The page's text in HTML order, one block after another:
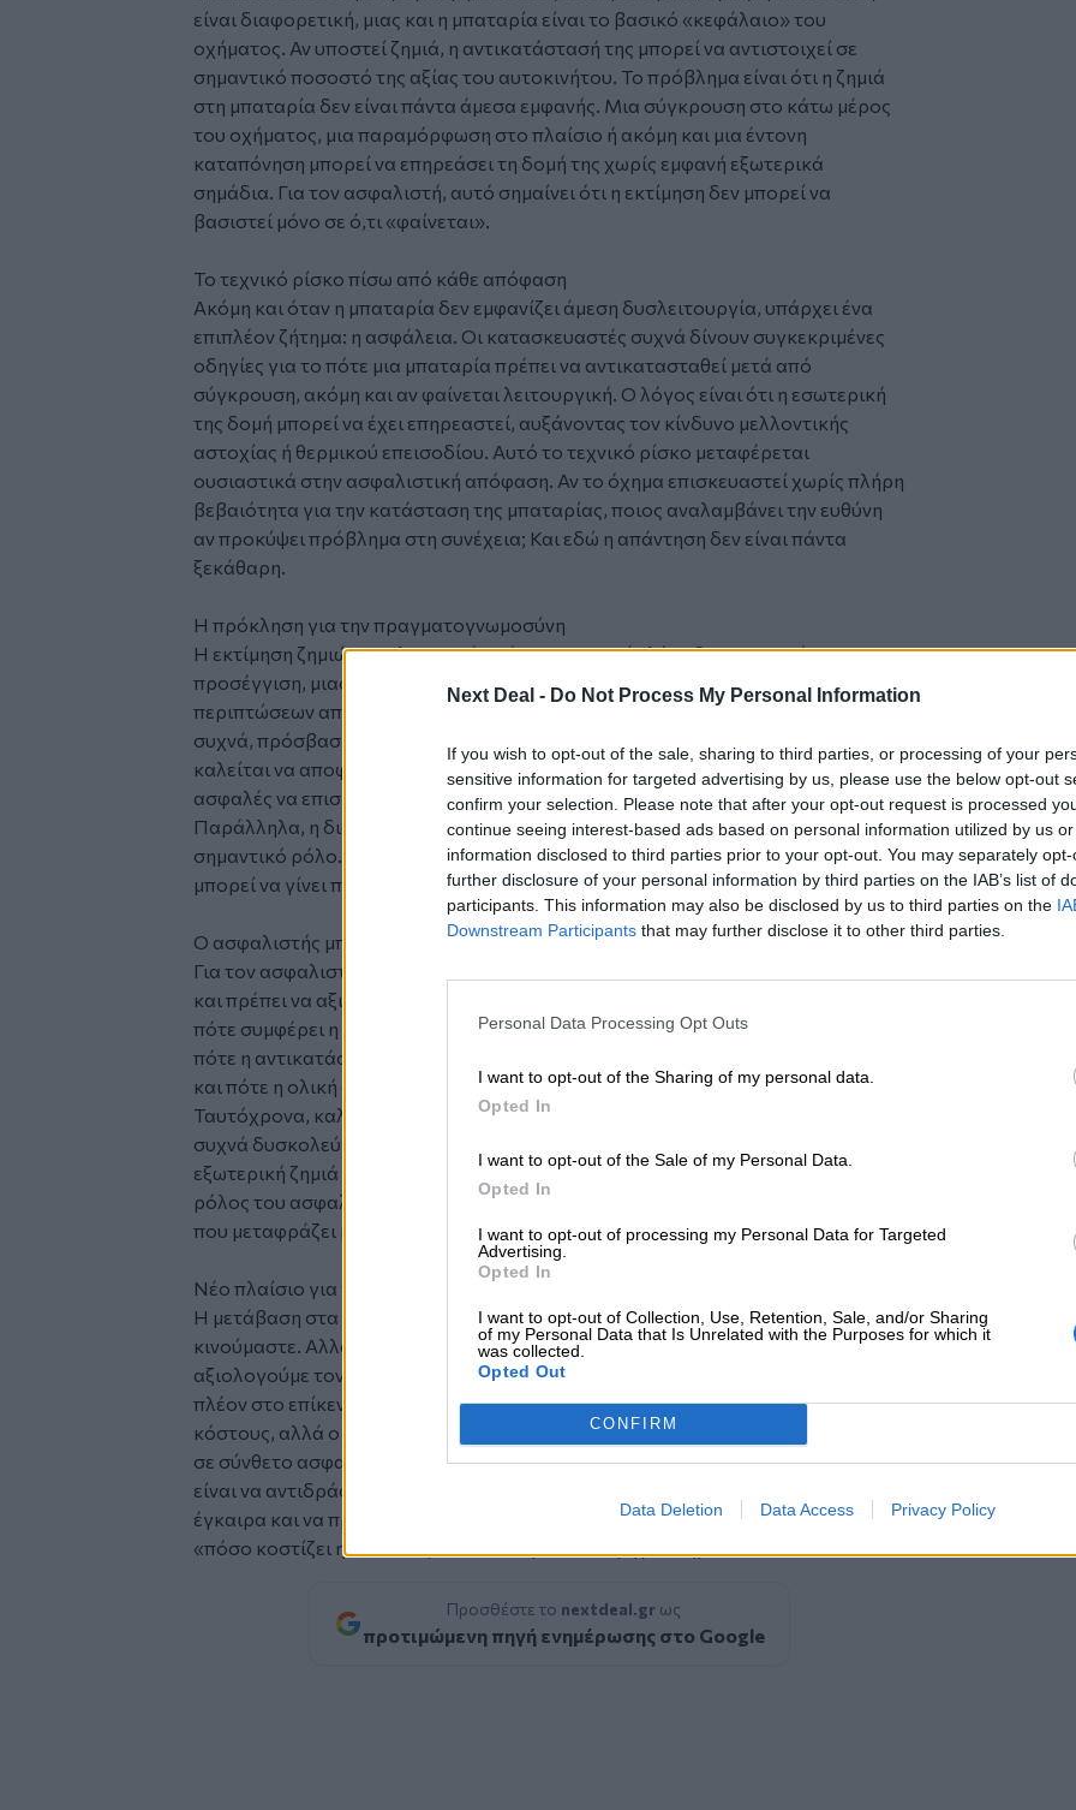
Next Deal - Do Not Process My Personal Information
If you wish to opt-out of the sale, sharing to third parties, or processing of your
sensitive information for targeted advertising by us, please use the below opt-out
confirm your selection. Please note that after your opt-out request is processed
continue seeing interest-based ads based on personal information utilized by us
information disclosed to third parties prior to your opt-out. You may separately
further disclosure of your personal information by third parties on the IAB’s list of
participants. This information may also be disclosed by us to third parties on the
Downstream Participants that may further disclose it to other third parties.
Personal Data Processing Opt Outs
I want to opt-out of the Sharing of my personal data.
Opted In
I want to opt-out of the Sale of my Personal Data.
Opted In
I want to opt-out of processing my Personal Data for Targeted
Advertising.
Opted In
I want to opt-out of Collection, Use, Retention, Sale, and/or Sharing
of my Personal Data that Is Unrelated with the Purposes for which it
was collected.
Opted Out
CONFIRM
Data Deletion Data Access Privacy Policy
είναι διαφορετική, μιας και η μπαταρία είναι το βασικό «κεφάλαιο» του
οχήματος. Αν υποστεί ζημιά, η αντικατάστασή της μπορεί να αντιστοιχεί σε
σημαντικό ποσοστό της αξίας του αυτοκινήτου. Το πρόβλημα είναι ότι η ζημιά
στη μπαταρία δεν είναι πάντα άμεσα εμφανής. Μια σύγκρουση στο κάτω μέρος
του οχήματος, μια παραμόρφωση στο πλαίσιο ή ακόμη και μια έντονη
καταπόνηση μπορεί να επηρεάσει τη δομή της χωρίς εμφανή εξωτερικά
σημάδια. Για τον ασφαλιστή, αυτό σημαίνει ότι η εκτίμηση δεν μπορεί να
βασιστεί μόνο σε ό,τι «φαίνεται».
Το τεχνικό ρίσκο πίσω από κάθε απόφαση
Ακόμη και όταν η μπαταρία δεν εμφανίζει άμεση δυσλειτουργία, υπάρχει ένα
επιπλέον ζήτημα: η ασφάλεια. Οι κατασκευαστές συχνά δίνουν συγκεκριμένες
οδηγίες για το πότε μια μπαταρία πρέπει να αντικατασταθεί μετά από
σύγκρουση, ακόμη και αν φαίνεται λειτουργική. Ο λόγος είναι ότι η εσωτερική
της δομή μπορεί να έχει επηρεαστεί, αυξάνοντας τον κίνδυνο μελλοντικής
αστοχίας ή θερμικού επεισοδίου. Αυτό το τεχνικό ρίσκο μεταφέρεται
ουσιαστικά στην ασφαλιστική απόφαση. Αν το όχημα επισκευαστεί χωρίς πλήρη
βεβαιότητα για την κατάσταση της μπαταρίας, ποιος αναλαμβάνει την ευθύνη
αν προκύψει πρόβλημα στη συνέχεια; Και εδώ η απάντηση δεν είναι πάντα
ξεκάθαρη.
Η πρόκληση για την πραγματογνωμοσύνη
Η εκτίμηση ζημιών σε ηλεκτρικά οχήματα απαιτεί πλέον διαφορετική
προσέγγιση, μιας και δεν αρκεί ένας οπτικός έλεγχος. Στις περισσότερες των
περιπτώσεων απαιτούνται διαγνωστικοί έλεγχοι, εξειδικευμένα εργαλεία και,
συχνά, πρόσβαση σε δεδομένα του κατασκευαστή. Ο πραγματογνώμονας
καλείται να αποφασίσει όχι μόνο αν ένα όχημα επισκευάζεται, αλλά αν είναι
ασφαλές να επισκευαστεί. Και αυτή είναι μια ποιοτικά διαφορετική απόφαση.
Παράλληλα, η διαθεσιμότητα εξειδικευμένων συνεργείων και τεχνικών παίζει
σημαντικό ρόλο. Η σωστή διαχείριση μιας μπαταρίας δεν είναι διαδικασία που
μπορεί να γίνει παντού με τον ίδιο τρόπο.
Ο ασφαλιστής μπροστά σε ένα νέο είδος ρίσκου
Για τον ασφαλιστή, το ζήτημα δεν είναι μόνο τεχνικό. Είναι και στρατηγικό, μιας
και πρέπει να αξιολογήσει:
πότε συμφέρει η επισκευή,
πότε η αντικατάσταση μπαταρίας είναι βιώσιμη,
και πότε η ολική ζημιά αποτελεί την πιο ορθολογική επιλογή.
Ταυτόχρονα, καλείται να εξηγήσει αυτή την απόφαση στον πελάτη, ο οποίος
συχνά δυσκολεύεται να κατανοήσει γιατί ένα όχημα με «περιορισμένη»
εξωτερική ζημιά θεωρείται μη επισκευάσιμο. Και εδώ ακριβώς φαίνεται ο νέος
ρόλος του ασφαλιστή: δεν είναι απλώς διαχειριστής κόστους, αλλά σύμβουλος
που μεταφράζει μια σύνθετη τεχνική πραγματικότητα σε κατανοητή απόφαση.
Nέο πλαίσιο για την ασφάλιση αυτοκινήτου
Η μετάβαση στα ηλεκτρικά οχήματα δεν αλλάζει μόνο τον τρόπο που
κινούμαστε. Αλλάζει και τον τρόπο που ασφαλίζουμε, αποζημιώνουμε και
αξιολογούμε τον κίνδυνο και η μπαταρία των ηλεκτρικών οχημάτων βρίσκεται
πλέον στο επίκεντρο αυτής της αλλαγής. Δεν είναι απλώς ένα εξάρτημα υψηλού
κόστους, αλλά ο παράγοντας εκείνος που μπορεί να μετατρέψει μια απλή ζημιά
σε σύνθετο ασφαλιστικό δίλημμα. Για τον ασφαλιστικό κλάδο, η πρόκληση δεν
είναι να αντιδράσει σε αυτή τη νέα πραγματικότητα, αλλά να την κατανοήσει
έγκαιρα και να προσαρμοστεί. Γιατί στο μέλλον, το ερώτημα δεν θα είναι μόνο
«πόσο κοστίζει η επισκευή», αλλά αν η επισκευή έχει νόημα.
Προσθέστε το nextdeal.grως
προτιμώμενη πηγή ενημέρωσης στο Google